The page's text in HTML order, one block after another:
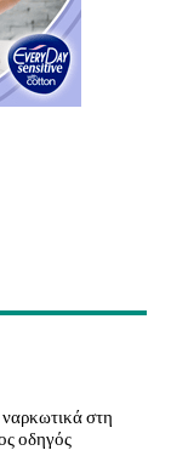
στη
οδηγός